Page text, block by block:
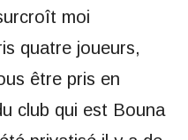
moi
quatre joueurs,
être pris en
club qui est Bouna